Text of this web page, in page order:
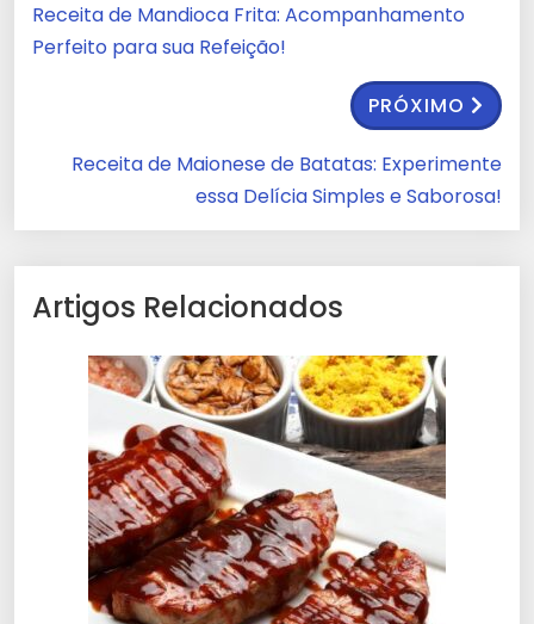
Receita de Mandioca Frita: Acompanhamento
Perfeito para sua Refeição!
PRÓXIMO
Receita de Maionese de Batatas: Experimente
essa Delícia Simples e Saborosa!
Artigos Relacionados